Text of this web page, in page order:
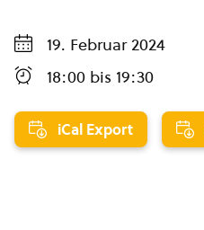
19. Februar 2024
18:00 bis 19:30
iCal Export